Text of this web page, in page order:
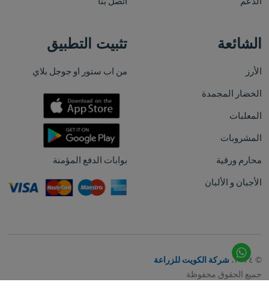
الشائعة
الأرز
الخضار المجمدة
المعلبات
المشروبات
محارم ورقية
الأجبان و الألبان
تثبيت التطبيق
من اب ستور او جوجل بلاي
بوابات الدفع المؤمنة
© ٢٠٢٤،
شركة الكويت للزراعة
جميع الحقوق محفوظة